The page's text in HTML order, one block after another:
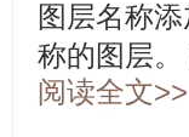
图层名称
称的图层
阅读全文>>